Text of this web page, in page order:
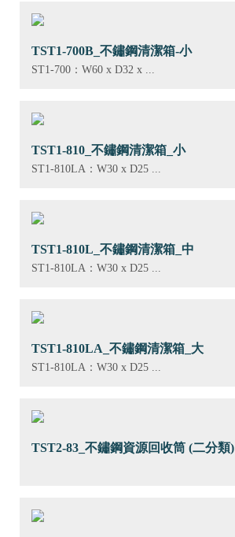
TST1-700B_不鏽鋼清潔箱-小
ST1-700：W60 x D32 x ...
TST1-810_不鏽鋼清潔箱_小
ST1-810LA：W30 x D25 ...
TST1-810L_不鏽鋼清潔箱_中
ST1-810LA：W30 x D25 ...
TST1-810LA_不鏽鋼清潔箱_大
ST1-810LA：W30 x D25 ...
TST2-83_不鏽鋼資源回收筒 (二分類)